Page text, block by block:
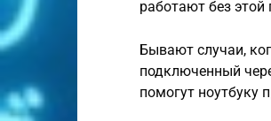
работают без
Бывают случаи,
подключенный
помогут ноутбуку